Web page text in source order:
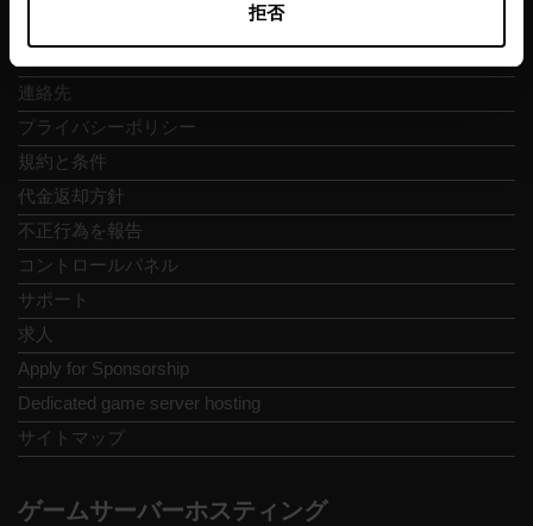
拒否
連絡先
プライバシーポリシー
規約と条件
代金返却方針
不正行為を報告
コントロールパネル
サポート
求人
Apply for Sponsorship
Dedicated game server hosting
サイトマップ
ゲームサーバーホスティング